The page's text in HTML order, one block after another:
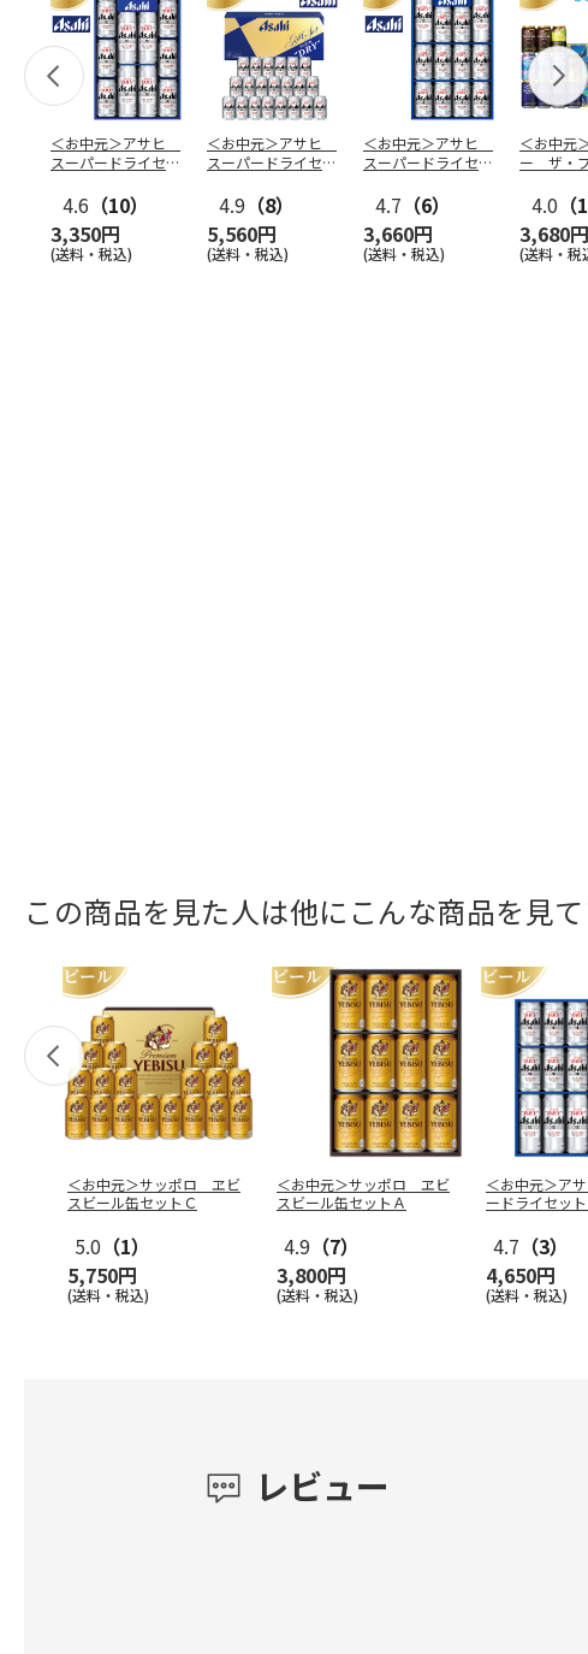
＜お中元＞アサヒ
スーパードライセッ
4.6 （10）
3,350円
(送料・税込)
＜お中元＞アサヒ
スーパードライセッ
4.9 （8）
5,560円
(送料・税込)
＜お中元＞アサヒ
スーパードライセッ
4.7 （6）
3,660円
(送料・税込)
＜お中元
ー ザ・
ム・モ
ットＡ
4.0 （
3,680円
(送料・税
この商品を見た人は他にこんな商品を見て
＜お中元＞サッポロ ヱビ
スビール缶セットＣ
5.0 （1）
5,750円
(送料・税込)
＜お中元＞サッポロ ヱビ
スビール缶セットＡ
4.9 （7）
3,800円
(送料・税込)
＜お中元＞ア
ードライセッ
4.7 （3）
4,650円
(送料・税込)
レビュー